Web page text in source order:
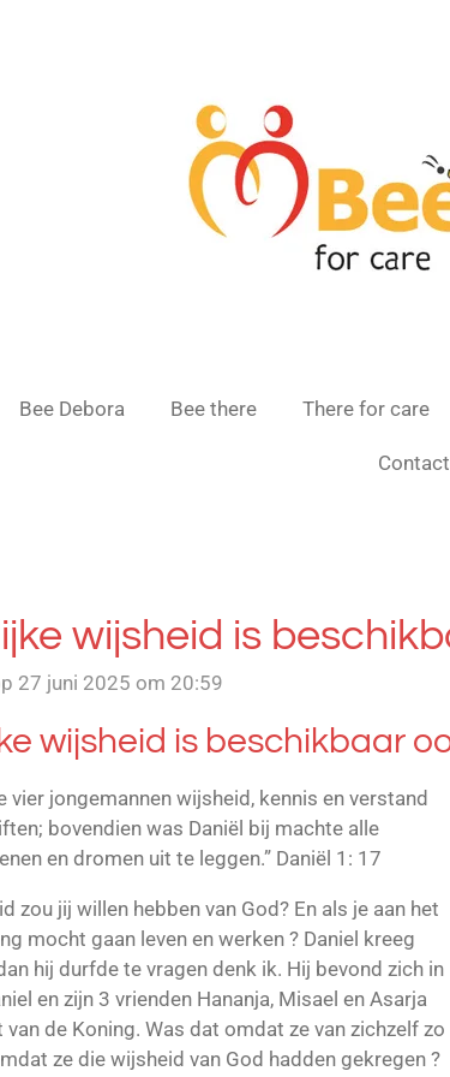
Bee Debora Bee there There for care
Contact
wijsheid is
27 juni 2025 om 20:59
wijsheid is beschikbaar
vier jongemannen wijsheid, kennis en verstand
bovendien was Daniël bij machte alle
en dromen uit te leggen.” Daniël 1: 17
zou jij willen hebben van God? En als je aan het
mocht gaan leven en werken ? Daniel kreeg
hij durfde te vragen denk ik. Hij bevond zich in
en zijn 3 vrienden Hananja, Misael en Asarja
de Koning. Was dat omdat ze van zichzelf zo
ze die wijsheid van God hadden gekregen ?